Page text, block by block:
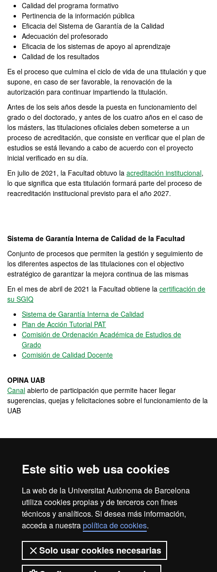
Este sitio web usa cookies
La web de la Universitat Autònoma de Barcelona
utiliza cookies propias y de terceros con fines
técnicos y analíticos. Si desea más información,
acceda a nuestrapolítica de cookies.
Solo usar cookies necesarias
Calidad del programa formativo
Pertinencia de la información pública
Eficacia del Sistema de Garantía de la Calidad
Adecuación del profesorado
Eficacia de los sistemas de apoyo al aprendizaje
Calidad de los resultados
Es el proceso que culmina el ciclo de vida de una titulación y que
supone, en caso de ser favorable, la renovación de la
autorización para continuar impartiendo la titulación.
Antes de los seis años desde la puesta en funcionamiento del
grado o del doctorado, y antes de los cuatro años en el caso de
los másters, las titulaciones oficiales deben someterse a un
proceso de acreditación, que consiste en verificar que el plan de
estudios se está llevando a cabo de acuerdo con el proyecto
inicial verificado en su día.
En julio de 2021, la Facultad obtuvo la acreditación institucional,
lo que significa que esta titulación formará parte del proceso de
reacreditación institucional previsto para el año 2027.
Sistema de Garantía Interna de Calidad de la Facultad
Conjunto de procesos que permiten la gestión y seguimiento de
los diferentes aspectos de las titulaciones con el objectivo
estratégico de garantizar la mejora continua de las mismas
En el mes de abril de 2021 la Facultad obtiene la certificación de
su SGIQ
Sistema de Garantía Interna de Calidad
Plan de Acción Tutorial PAT
Comisión de Ordenación Académica de Estudios de
Grado
Comisión de Calidad Docente
OPINA UAB
Canal abierto de participación que permite hacer llegar
sugerencias, quejas y felicitaciones sobre el funcionamiento de la
UAB
intercambio
En la página web de la Facultad de Filosofía y Letras
encontraréis toda la información sobre los programas de
intercambio y sobre becas y ayudas para la movilidad.
Programas de movilidad e intercambio de la UAB